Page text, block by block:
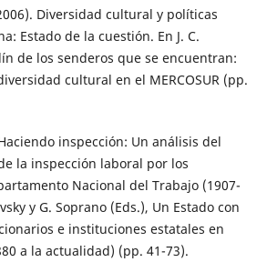
Diversidad cultural y políticas
Estado de la cuestión. En J. C.
de los senderos que se encuentran:
cultural en el MERCOSUR (pp.
inspección: Un análisis del
la inspección laboral por los
Nacional del Trabajo (1907-
y G. Soprano (Eds.), Un Estado con
e instituciones estatales en
a la actualidad) (pp. 41-73).